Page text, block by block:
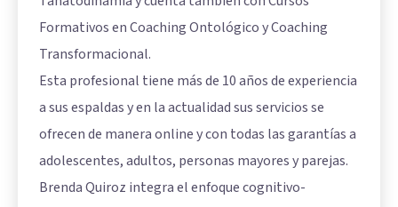
Formativos en Coaching Ontológico y Coaching
Transformacional.
Esta profesional tiene más de 10 años de experiencia
a sus espaldas y en la actualidad sus servicios se
ofrecen de manera online y con todas las garantías a
adolescentes, adultos, personas mayores y parejas.
Brenda Quiroz integra el enfoque cognitivo-